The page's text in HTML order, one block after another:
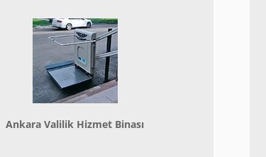
Ankara Valilik Hizmet Binası